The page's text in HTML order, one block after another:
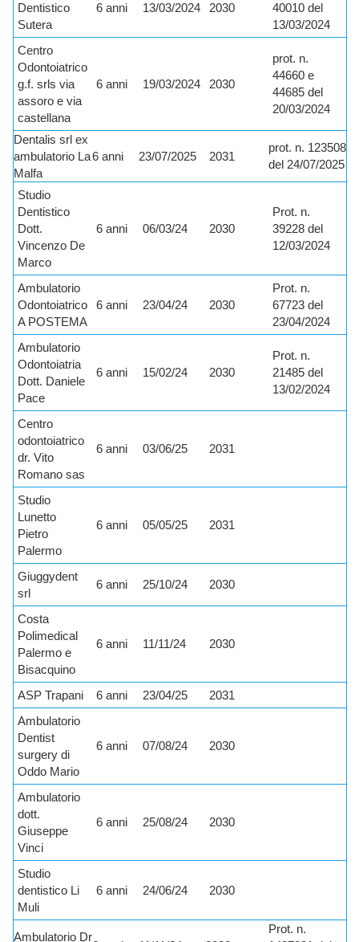
Dentistico
Sutera
6 anni 13/03/2024 2030
40010 del
13/03/2024
Centro
Odontoiatrico
g.f. srls via
assoro e via
castellana
6 anni 19/03/2024 2030
prot. n.
44660 e
44685 del
20/03/2024
Dentalis srl ex
ambulatorio La
Malfa
6 anni 23/07/2025 2031
prot. n. 123508
del 24/07/2025
Studio
Dentistico
Dott.
Vincenzo De
Marco
6 anni 06/03/24 2030
Prot. n.
39228 del
12/03/2024
Ambulatorio
Odontoiatrico
A POSTEMA
6 anni 23/04/24 2030
Prot. n.
67723 del
23/04/2024
Ambulatorio
Odontoiatria
Dott. Daniele
Pace
6 anni 15/02/24 2030
Prot. n.
21485 del
13/02/2024
Centro
odontoiatrico
dr. Vito
Romano sas
6 anni 03/06/25 2031
Studio
Lunetto
Pietro
Palermo
6 anni 05/05/25 2031
Giuggydent
srl
6 anni 25/10/24 2030
Costa
Polimedical
Palermo e
Bisacquino
6 anni 11/11/24 2030
ASP Trapani 6 anni 23/04/25
2031
Ambulatorio
Dentist
surgery di
Oddo Mario
6 anni 07/08/24 2030
Ambulatorio
dott.
Giuseppe
Vinci
6 anni 25/08/24 2030
Studio
dentistico Li
Muli
6 anni 24/06/24 2030
Ambulatorio Dr
Prot. n.